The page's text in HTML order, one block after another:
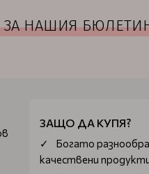
ЗА НАШИЯ
ЗАЩО ДА КУПЯ?
Богатo
качествени